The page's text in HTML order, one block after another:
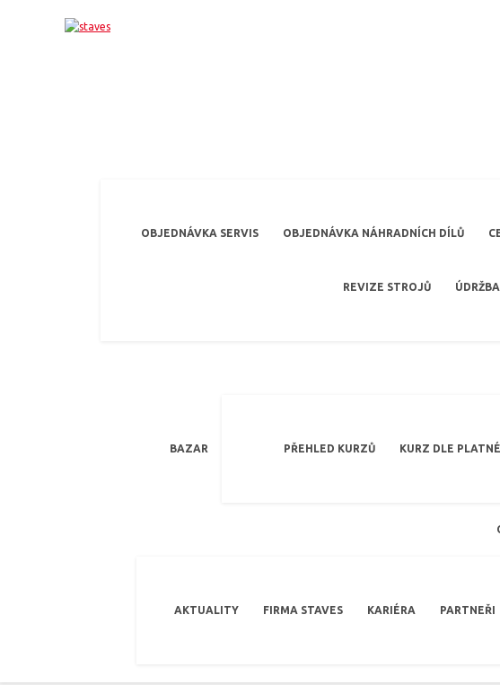
OBJEDNÁVKA SERVIS OBJEDNÁVKA NÁHRADNÍCH DÍLŮ
REVIZE STROJŮ
BAZAR PŘEHLED KURZŮ KURZ DLE
AKTUALITY FIRMA STAVES KARIÉRA PARTNEŘI